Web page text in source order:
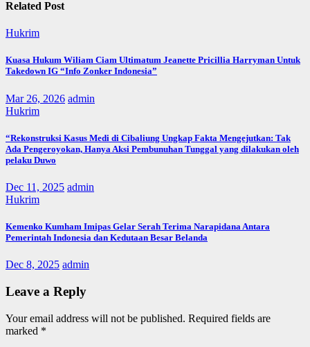
Related Post
Hukrim
Kuasa Hukum Wiliam Ciam Ultimatum Jeanette Pricillia Harryman Untuk
Takedown IG “Info Zonker Indonesia”
Mar 26, 2026 admin
Hukrim
“Rekonstruksi Kasus Medi di Cibaliung Ungkap Fakta Mengejutkan: Tak
Ada Pengeroyokan, Hanya Aksi Pembunuhan Tunggal yang dilakukan oleh
pelaku Duwo
Dec 11, 2025 admin
Hukrim
Kemenko Kumham Imipas Gelar Serah Terima Narapidana Antara
Pemerintah Indonesia dan Kedutaan Besar Belanda
Dec 8, 2025 admin
Leave a Reply
Your email address will not be published. Required fields are
marked *